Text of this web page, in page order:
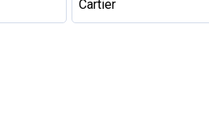
Cartier